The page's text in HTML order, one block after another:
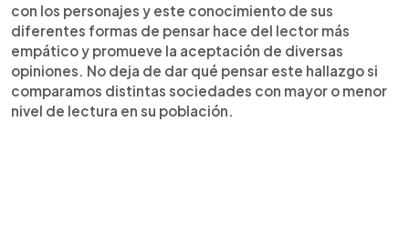
con los personajes y este conocimiento de sus
diferentes formas de pensar hace del lector más
empático y promueve la aceptación de diversas
opiniones. No deja de dar qué pensar este hallazgo si
comparamos distintas sociedades con mayor o menor
nivel de lectura en su población.